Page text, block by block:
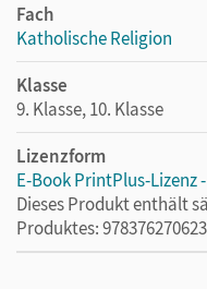
Fach
Katholische Religion
Klasse
9. Klasse, 10. Klasse
Lizenzform
E-Book PrintPlus-Lizenz
Dieses Produkt enthält
Produktes: